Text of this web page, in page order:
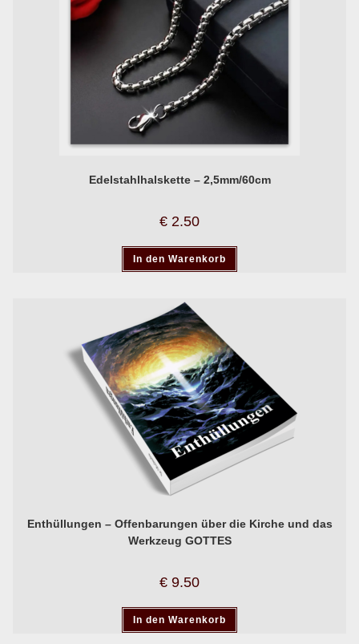
Edelstahlhalskette – 2,5mm/60cm
€ 2.50
In den Warenkorb
Enthüllungen – Offenbarungen über die Kirche und das
Werkzeug GOTTES
€ 9.50
In den Warenkorb